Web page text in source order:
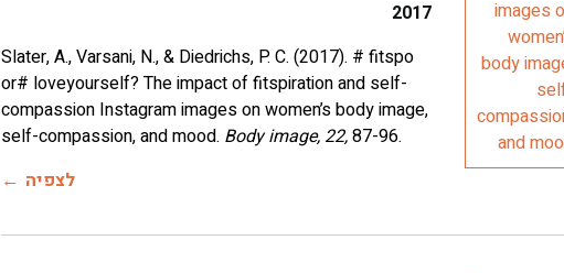
2017
Slater, A., Varsani, N., & Diedrichs, P. C. (2017). # fitspo
or# loveyourself? The impact of fitspiration and self-
compassion Instagram images on women’s body image,
self-compassion, and mood. Body image, 22,87-96.
לצפיה